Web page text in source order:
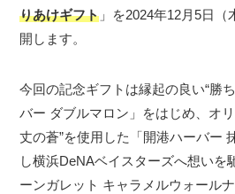
りあけギフト 」を2024年12月5日
開します。
今回の記念ギフトは縁起の良い“勝
バー ダブルマロン」をはじめ、オ
丈の蒼”を使用した「開港ハーバー
し横浜DeNAベイスターズへ想いを
ーンガレット キャラメルウォール